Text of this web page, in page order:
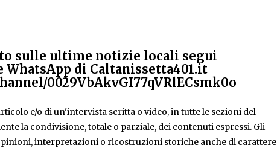
sulle ultime notizie locali segui
di Caltanissetta401.it
0029VbAkvGI77qVRlECsmk0o
e/o di un'intervista scritta o video, in tutte le sezioni del
la condivisione, totale o parziale, dei contenuti espressi. Gli
interpretazioni o ricostruzioni storiche anche di carattere